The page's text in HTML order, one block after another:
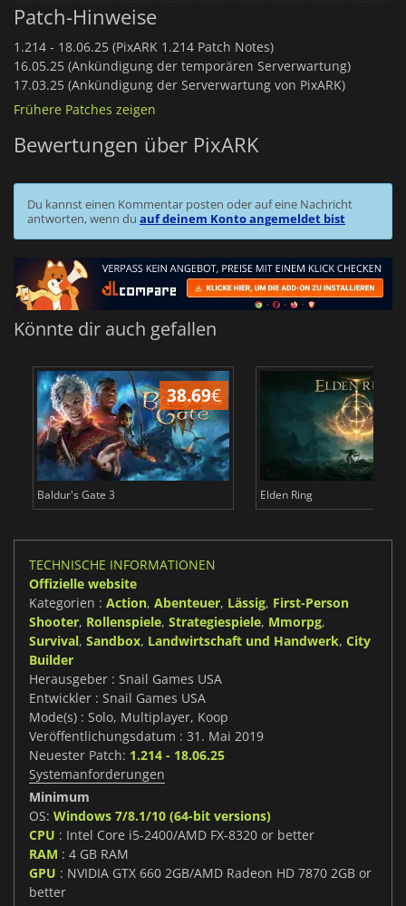
Patch-Hinweise
1.214 - 18.06.25 (PixARK 1.214 Patch Notes)
16.05.25 (Ankündigung der temporären Serverwartung)
17.03.25 (Ankündigung der Serverwartung von PixARK)
Frühere Patches zeigen
Bewertungen über PixARK
Du kannst einen Kommentar posten oder auf eine Nachricht
antworten, wenn du auf deinem Konto angemeldet bist
Könnte dir auch gefallen
38.69€
Baldur's Gate 3 Elden Ring
TECHNISCHE INFORMATIONEN
Offizielle website
Kategorien : Action, Abenteuer, Lässig, First-Person
Shooter, Rollenspiele, Strategiespiele, Mmorpg,
Survival, Sandbox, Landwirtschaft und Handwerk, City
Builder
Herausgeber : Snail Games USA
Entwickler : Snail Games USA
Mode(s) : Solo, Multiplayer, Koop
Veröffentlichungsdatum : 31. Mai 2019
Neuester Patch: 1.214 - 18.06.25
Systemanforderungen
Minimum
OS: Windows 7/8.1/10 (64-bit versions)
CPU : Intel Core i5-2400/AMD FX-8320 or better
RAM : 4 GB RAM
GPU : NVIDIA GTX 660 2GB/AMD Radeon HD 7870 2GB or
better